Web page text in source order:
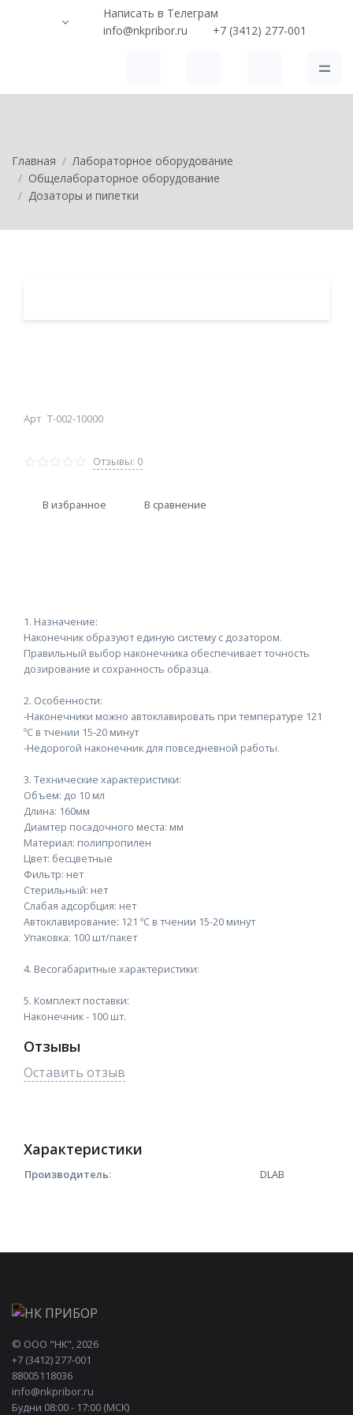
Написать в Телеграм
info@nkpribor.ru
+7 (3412) 277-001
Главная
Лабораторное оборудование
Общелабораторное оборудование
Дозаторы и пипетки
Арт T-002-10000
Отзывы: 0
В избранное В сравнение
1. Назначение:
Наконечник образуют единую систему с дозатором.
Правильный выбор наконечника обеспечивает точность
дозирование и сохранность образца.
2. Особенности:
-Наконечники можно автоклавировать при температуре 121
ºС в тчении 15-20 минут
-Недорогой наконечник для повседневной работы.
3. Технические характеристики:
Объем: до 10 мл
Длина: 160мм
Диамтер посадочного места: мм
Материал: полипропилен
Цвет: бесцветные
Фильтр: нет
Стерильный: нет
Слабая адсорбция: нет
Автоклавирование: 121 ºС в тчении 15-20 минут
Упаковка: 100 шт/пакет
4. Весогабаритные характеристики:
5. Комплект поставки:
Наконечник - 100 шт.
Отзывы
Оставить отзыв
Характеристики
Производитель: DLAB
© ООО "НК", 2026
+7 (3412) 277-001
88005118036
info@nkpribor.ru
Будни 08:00 - 17:00 (МСК)